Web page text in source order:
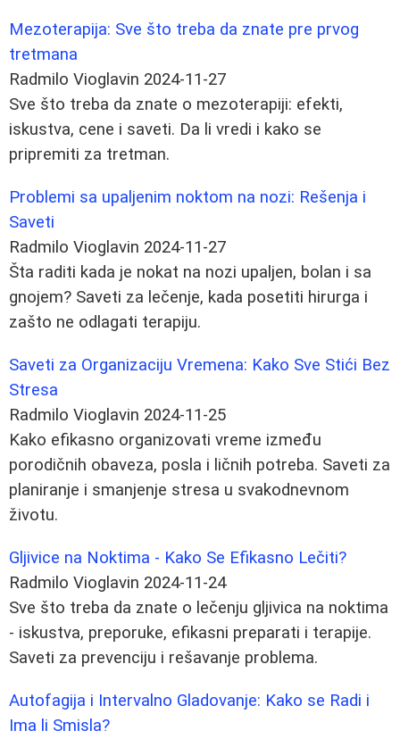
Mezoterapija: Sve što treba da znate pre prvog
tretmana
Radmilo Vioglavin 2024-11-27
Sve što treba da znate o mezoterapiji: efekti,
iskustva, cene i saveti. Da li vredi i kako se
pripremiti za tretman.
Problemi sa upaljenim noktom na nozi: Rešenja i
Saveti
Radmilo Vioglavin 2024-11-27
Šta raditi kada je nokat na nozi upaljen, bolan i sa
gnojem? Saveti za lečenje, kada posetiti hirurga i
zašto ne odlagati terapiju.
Saveti za Organizaciju Vremena: Kako Sve Stići Bez
Stresa
Radmilo Vioglavin 2024-11-25
Kako efikasno organizovati vreme između
porodičnih obaveza, posla i ličnih potreba. Saveti za
planiranje i smanjenje stresa u svakodnevnom
životu.
Gljivice na Noktima - Kako Se Efikasno Lečiti?
Radmilo Vioglavin 2024-11-24
Sve što treba da znate o lečenju gljivica na noktima
- iskustva, preporuke, efikasni preparati i terapije.
Saveti za prevenciju i rešavanje problema.
Autofagija i Intervalno Gladovanje: Kako se Radi i
Ima li Smisla?